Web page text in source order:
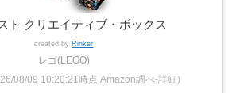
ト クリエイティブ・ボックス
created by Rinker
レゴ(LEGO)
08/09 10:20:21時点 Amazon調べ-詳細)